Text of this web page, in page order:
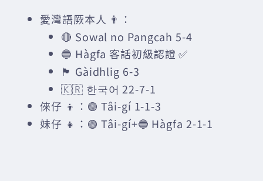
愛灣語厥本人 👨：
🔴 Sowal no Pangcah 5-4
🔵 Hàgfa 客話初級認證 ✅
🏴󠁧󠁢󠁳󠁣󠁴󠁿 Gàidhlig 6-3
🇰🇷 한국어 22-7-1
倈仔 👦：🟢 Tâi-gí 1-1-3
妹仔 👧：🟢 Tâi-gí+🔵 Hàgfa 2-1-1